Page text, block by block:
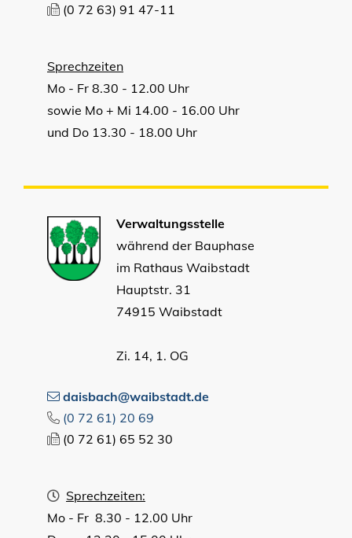
(0 72 63) 91 47-11
Sprechzeiten
Mo - Fr 8.30 - 12.00 Uhr
sowie Mo + Mi 14.00 - 16.00 Uhr
und Do 13.30 - 18.00 Uhr
Verwaltungsstelle
während der Bauphase
im Rathaus Waibstadt
Hauptstr. 31
74915 Waibstadt
Zi. 14, 1. OG
daisbach@waibstadt.de
(0 72 61) 20 69
(0 72 61) 65 52 30
Sprechzeiten:
Mo - Fr 8.30 - 12.00 Uhr